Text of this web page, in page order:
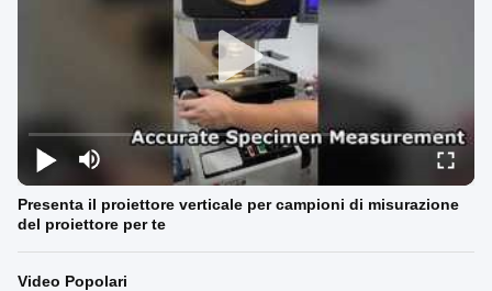
Presenta il proiettore verticale per campioni di misurazione
del proiettore per te
Video Popolari